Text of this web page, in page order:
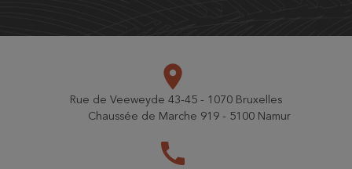
place
Rue de Veeweyde 43-45 - 1070 Bruxelles
Chaussée de Marche 919 - 5100 Namur
call